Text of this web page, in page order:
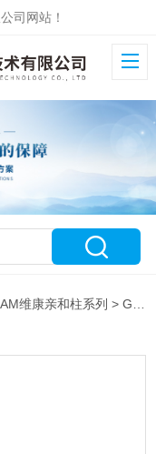
司网站！
维康亲和柱系列 > G1033/13012，25支/盒美国维康赭曲霉毒素A免疫亲和柱